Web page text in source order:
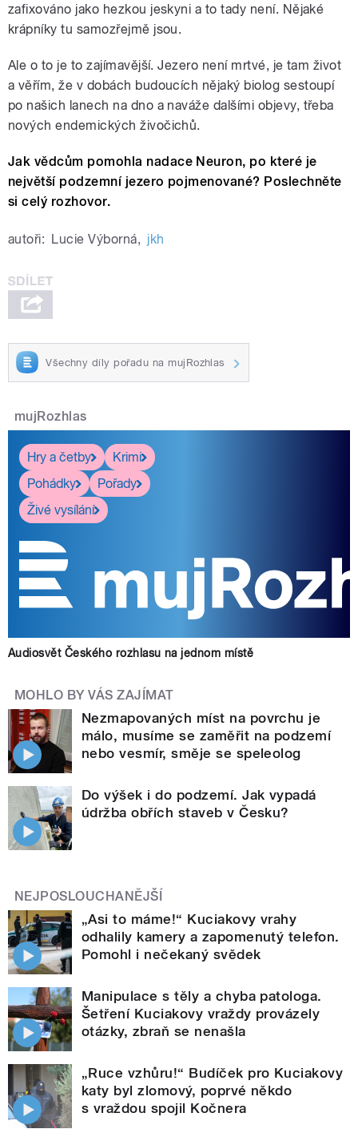
zafixováno jako hezkou jeskyni a to tady není. Nějaké
krápníky tu samozřejmě jsou.
Ale o to je to zajímavější. Jezero není mrtvé, je tam život
a věřím, že v dobách budoucích nějaký biolog sestoupí
po našich lanech na dno a naváže dalšími objevy, třeba
nových endemických živočichů.
Jak vědcům pomohla nadace Neuron, po které je
největší podzemní jezero pojmenované? Poslechněte
si celý rozhovor.
autoři: Lucie Výborná, jkh
Všechny díly pořadu na mujRozhlas
mujRozhlas
Hry a četby
Krimi
Pohádky
Pořady
Živé vysílání
Audiosvět Českého rozhlasu na jednom místě
MOHLO BY VÁS ZAJÍMAT
Nezmapovaných míst na povrchu je
málo, musíme se zaměřit na podzemí
nebo vesmír, směje se speleolog
Do výšek i do podzemí. Jak vypadá
údržba obřích staveb v Česku?
NEJPOSLOUCHANĚJŠÍ
„Asi to máme!“ Kuciakovy vrahy
odhalily kamery a zapomenutý telefon.
Pomohl i nečekaný svědek
Manipulace s těly a chyba patologa.
Šetření Kuciakovy vraždy provázely
otázky, zbraň se nenašla
„Ruce vzhůru!“ Budíček pro Kuciakovy
katy byl zlomový, poprvé někdo
s vraždou spojil Kočnera